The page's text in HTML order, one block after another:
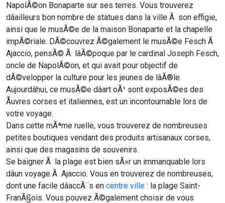
NapolÃ©on Bonaparte sur ses terres. Vous trouverez
dâailleurs bon nombre de statues dans la ville Ã son effigie,
ainsi que le musÃ©e de la maison Bonaparte et la chapelle
impÃ©riale. DÃ©couvrez Ã©galement le musÃ©e Fesch Ã
Ajaccio, pensÃ© Ã lâÃ©poque par le cardinal Joseph Fesch,
oncle de NapolÃ©on, et qui avait pour objectif de
dÃ©velopper la culture pour les jeunes de lâÃ®le.
Aujourdâhui, ce musÃ©e dâart oÃ¹ sont exposÃ©es des
Åuvres corses et italiennes, est un incontournable lors de
votre voyage.
Dans cette mÃªme ruelle, vous trouverez de nombreuses
petites boutiques vendant des produits artisanaux corses,
ainsi que des magasins de souvenirs.
Se baigner Ã la plage est bien sÃ»r un immanquable lors
dâun voyage Ã Ajaccio. Vous en trouverez de nombreuses,
dont une facile dâaccÃ¨s en centre ville : la plage Saint-
FranÃ§ois. Vous pouvez Ã©galement choisir de vous